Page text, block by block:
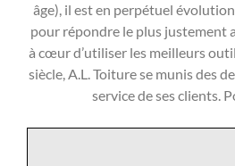
âge), il est en perpétuel
pour répondre le plus justement
à cœur d’utiliser les meilleurs
siècle, A.L. Toiture se munis des
service de ses clients.